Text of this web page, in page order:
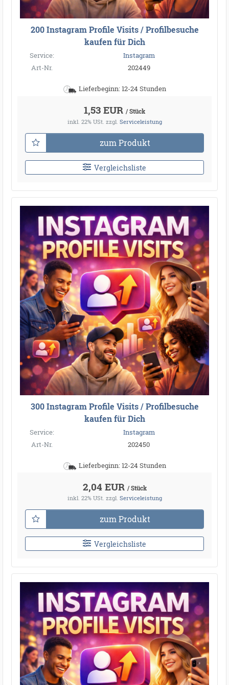
200 Instagram Profile Visits / Profilbesuche
kaufen für Dich
Service:
Instagram
Art-Nr.
202449
Lieferbeginn: 12-24 Stunden
1,53 EUR / Stück
inkl. 22% USt. zzgl. Serviceleistung
zum Produkt
Vergleichsliste
300 Instagram Profile Visits / Profilbesuche
kaufen für Dich
Service:
Instagram
Art-Nr.
202450
Lieferbeginn: 12-24 Stunden
2,04 EUR / Stück
inkl. 22% USt. zzgl. Serviceleistung
zum Produkt
Vergleichsliste